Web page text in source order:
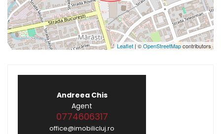
Leaflet| ©OpenStreetMapcontributors
Andreea Chis
Agent
0774606317
office@imobilicluj.ro